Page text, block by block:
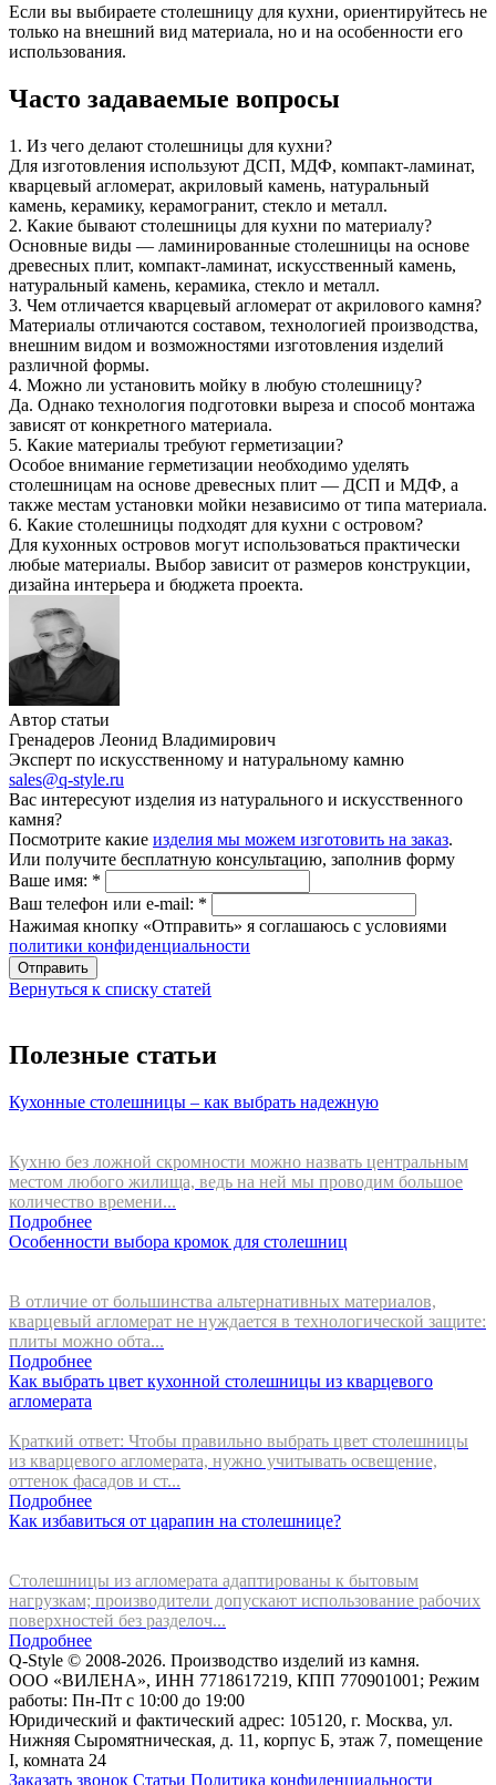
Если вы выбираете столешницу для кухни, ориентируйтесь не
только на внешний вид материала, но и на особенности его
использования.
Часто задаваемые вопросы
1. Из чего делают столешницы для кухни?
Для изготовления используют ДСП, МДФ, компакт-ламинат,
кварцевый агломерат, акриловый камень, натуральный
камень, керамику, керамогранит, стекло и металл.
2. Какие бывают столешницы для кухни по материалу?
Основные виды — ламинированные столешницы на основе
древесных плит, компакт-ламинат, искусственный камень,
натуральный камень, керамика, стекло и металл.
3. Чем отличается кварцевый агломерат от акрилового камня?
Материалы отличаются составом, технологией производства,
внешним видом и возможностями изготовления изделий
различной формы.
4. Можно ли установить мойку в любую столешницу?
Да. Однако технология подготовки выреза и способ монтажа
зависят от конкретного материала.
5. Какие материалы требуют герметизации?
Особое внимание герметизации необходимо уделять
столешницам на основе древесных плит — ДСП и МДФ, а
также местам установки мойки независимо от типа материала.
6. Какие столешницы подходят для кухни с островом?
Для кухонных островов могут использоваться практически
любые материалы. Выбор зависит от размеров конструкции,
дизайна интерьера и бюджета проекта.
Автор статьи
Гренадеров Леонид Владимирович
Эксперт по искусственному и натуральному камню
sales@q-style.ru
Вас интересуют изделия из натурального и искусственного
камня?
Посмотрите какие изделия мы можем изготовить на заказ.
Или получите бесплатную консультацию, заполнив форму
Ваше имя: *
Ваш телефон или e-mail: *
Нажимая кнопку «Отправить» я соглашаюсь с условиями
политики конфиденциальности
Отправить
Вернуться к списку статей
Полезные статьи
Кухонные столешницы – как выбрать надежную
Кухню без ложной скромности можно назвать центральным
местом любого жилища, ведь на ней мы проводим большое
количество времени...
Подробнее
Особенности выбора кромок для столешниц
В отличие от большинства альтернативных материалов,
кварцевый агломерат не нуждается в технологической защите:
плиты можно обта...
Подробнее
Как выбрать цвет кухонной столешницы из кварцевого
агломерата
Краткий ответ: Чтобы правильно выбрать цвет столешницы
из кварцевого агломерата, нужно учитывать освещение,
оттенок фасадов и ст...
Подробнее
Как избавиться от царапин на столешнице?
Столешницы из агломерата адаптированы к бытовым
нагрузкам; производители допускают использование рабочих
поверхностей без разделоч...
Подробнее
Q-Style © 2008-2026. Производство изделий из камня.
ООО «ВИЛЕНА», ИНН 7718617219, КПП 770901001; Режим
работы: Пн-Пт с 10:00 до 19:00
Юридический и фактический адрес: 105120, г. Москва, ул.
Нижняя Сыромятническая, д. 11, корпус Б, этаж 7, помещение
I, комната 24
Заказать звонок Статьи Политика конфиденциальности